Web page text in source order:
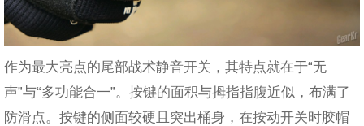
作为最大亮点的尾部战术静音开关，其特点就在于“无
声”与“多功能合一”。按键的面积与拇指指腹近似，布满了
防滑点。按键的侧面较硬且突出桶身，在按动开关时胶帽